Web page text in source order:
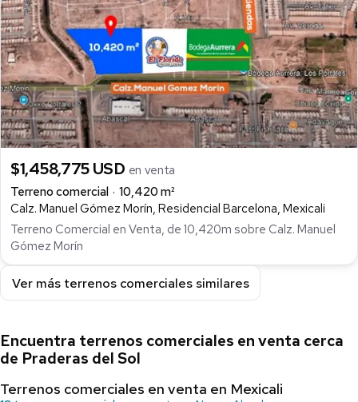
$1,458,775 USD en venta
Terreno comercial
10,420 m²
Calz. Manuel Gómez Morín, Residencial Barcelona, Mexicali
Terreno Comercial en Venta, de 10,420m sobre Calz. Manuel
Gómez Morín
Ver más terrenos comerciales similares
Encuentra terrenos comerciales en venta cerca
de Praderas del Sol
Terrenos comerciales en venta en Mexicali